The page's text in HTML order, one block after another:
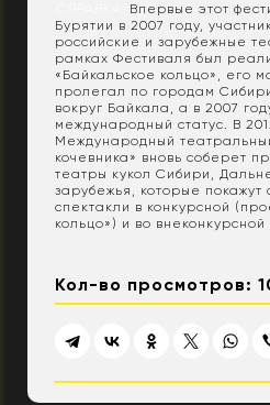
Впервые этот
Бурятии в 2007 году,
российские и зарубежные
рамках Фестиваля был
«Байкальское кольцо», его
пролегал по городам
вокруг Байкала, а в 2007
международный статус. В
Международный
кочевника» вновь соберет
театры кукол Сибири,
зарубежья, которые покажут
спектакли в конкурсной
кольцо») и во
Кол-во просмотров: